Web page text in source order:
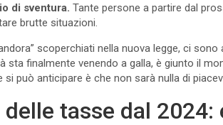
di sventura. Tante persone a partire dal
brutte situazioni.
scoperchiati nella nuova legge, ci
sta finalmente venendo a galla, è giunto il
si può anticipare è che non sarà nulla di
tasse dal 2024: